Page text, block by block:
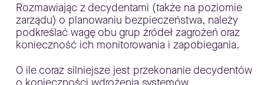
Rozmawiając z decydentami (także na poziomie
zarządu) o planowaniu bezpieczeństwa, należy
podkreślać wagę obu grup źródeł zagrożeń oraz
konieczność ich monitorowania i zapobiegania.
O ile coraz silniejsze jest przekonanie decydentów